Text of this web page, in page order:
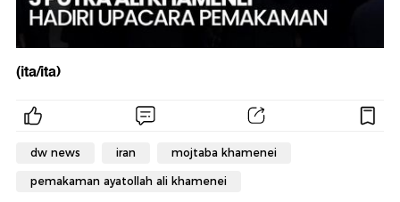
(ita/ita)
dw news iran mojtaba khamenei
pemakaman ayatollah ali khamenei